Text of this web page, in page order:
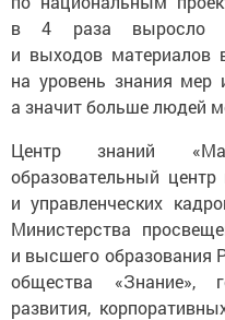
в 4 раза выросло
и выходов
на уровень знания мер
а значит больше людей
Центр знаний
образовательный центр
и управленческих
Министерства
и высшего образования
общества «Знание»,
развития,